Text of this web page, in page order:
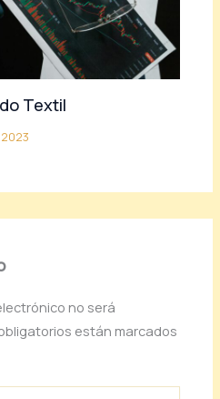
Textil
no será
están marcados